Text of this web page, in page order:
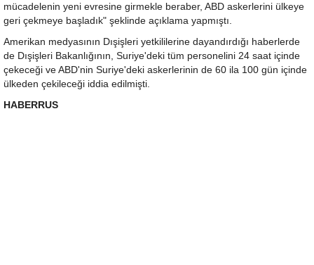
mücadelenin yeni evresine girmekle beraber, ABD askerlerini ülkeye
geri çekmeye başladık" şeklinde açıklama yapmıştı.
Amerikan medyasının Dışişleri yetkililerine dayandırdığı haberlerde
de Dışişleri Bakanlığının, Suriye'deki tüm personelini 24 saat içinde
çekeceği ve ABD'nin Suriye'deki askerlerinin de 60 ila 100 gün içinde
ülkeden çekileceği iddia edilmişti.
HABERRUS